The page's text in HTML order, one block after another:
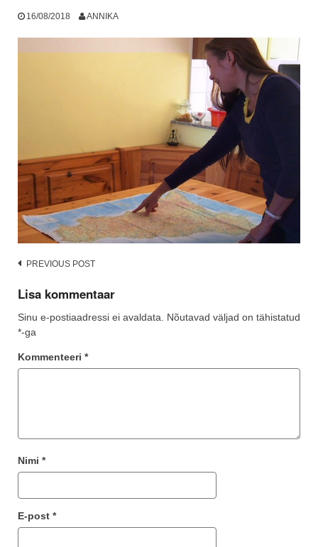
16/08/2018 ANNIKA
Post
navigation
PREVIOUS POST
Lisa kommentaar
Sinu e-postiaadressi ei avaldata.
Nõutavad väljad on tähistatud
*-ga
Kommenteeri *
Nimi *
E-post *